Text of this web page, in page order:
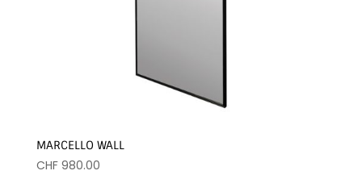
MARCELLO WALL
CHF980.00